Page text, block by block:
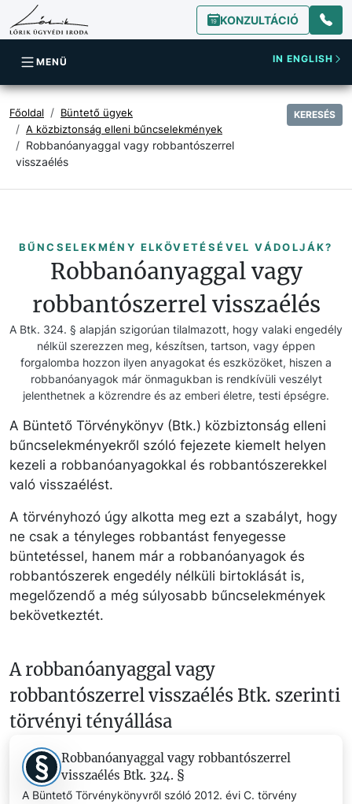
KONZULTÁCIÓ
MENÜ IN ENGLISH
Főoldal
Büntető ügyek
A közbiztonság elleni bűncselekmények
Robbanóanyaggal vagy robbantószerrel
visszaélés
KERESÉS
BŰNCSELEKMÉNY ELKÖVETÉSÉVEL VÁDOLJÁK?
Robbanóanyaggal vagy
robbantószerrel visszaélés
A Btk. 324. § alapján szigorúan tilalmazott, hogy valaki engedély
nélkül szerezzen meg, készítsen, tartson, vagy éppen
forgalomba hozzon ilyen anyagokat és eszközöket, hiszen a
robbanóanyagok már önmagukban is rendkívüli veszélyt
jelenthetnek a közrendre és az emberi életre, testi épségre.
A Büntető Törvénykönyv (Btk.) közbiztonság elleni
bűncselekményekről szóló fejezete kiemelt helyen
kezeli a robbanóanyagokkal és robbantószerekkel
való visszaélést.
A törvényhozó úgy alkotta meg ezt a szabályt, hogy
ne csak a tényleges robbantást fenyegesse
büntetéssel, hanem már a robbanóanyagok és
robbantószerek engedély nélküli birtoklását is,
megelőzendő a még súlyosabb bűncselekmények
bekövetkeztét.
A robbanóanyaggal vagy
robbantószerrel visszaélés Btk. szerinti
törvényi tényállása
Robbanóanyaggal vagy robbantószerrel
visszaélés Btk. 324. §
A Büntető Törvénykönyvről szóló 2012. évi C. törvény